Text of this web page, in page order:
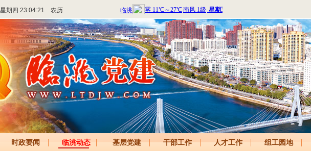
期四 23:04:21 农历
时政要闻 临洮动态 基层党建 干部工作 人才工作 组工园地